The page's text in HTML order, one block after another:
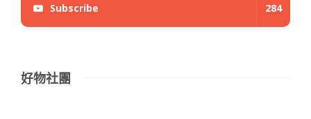
Subscribe 284
好物社團